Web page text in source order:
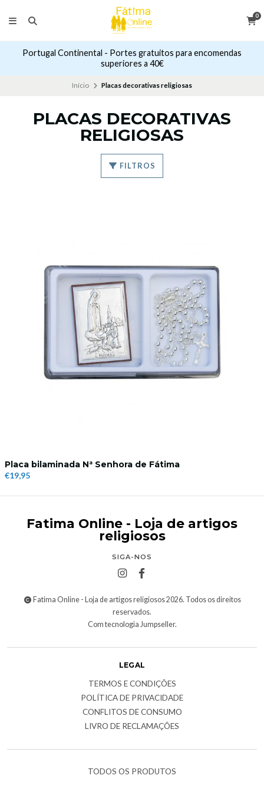
0
Portugal Continental - Portes gratuitos para encomendas
superiores a 40€
Início Placas decorativas religiosas
PLACAS DECORATIVAS
RELIGIOSAS
FILTROS
Placa bilaminada Nª Senhora de Fátima
€19,95
Fatima Online - Loja de artigos
religiosos
SIGA-NOS
Fatima Online - Loja de artigos religiosos 2026. Todos os direitos
reservados.
Com tecnologia Jumpseller.
LEGAL
TERMOS E CONDIÇÕES
POLÍTICA DE PRIVACIDADE
CONFLITOS DE CONSUMO
LIVRO DE RECLAMAÇÕES
TODOS OS PRODUTOS